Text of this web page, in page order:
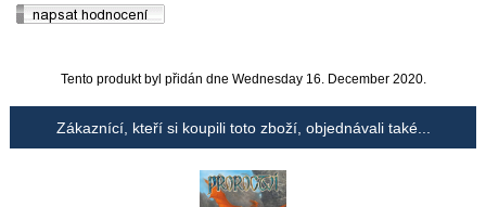
Tento produkt byl přidán dne Wednesday 16. December 2020.
Zákaznící, kteří si koupili toto zboží, objednávali také...